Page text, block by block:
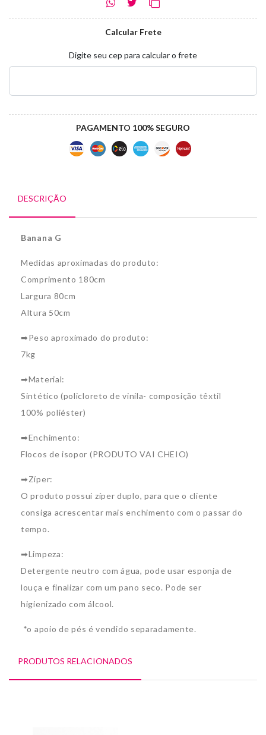
Calcular Frete
Digite seu cep para calcular o frete
PAGAMENTO 100% SEGURO
DESCRIÇÃO
Banana G
Medidas aproximadas do produto:
Comprimento 180cm
Largura 80cm
Altura 50cm
➡Peso aproximado do produto:
7kg
➡Material:
Sintético (policloreto de vinila- composição têxtil
100% poliéster)
➡Enchimento:
Flocos de isopor (PRODUTO VAI CHEIO)
➡Zíper:
O produto possui zíper duplo, para que o cliente
consiga acrescentar mais enchimento com o passar do
tempo.
➡Limpeza:
Detergente neutro com água, pode usar esponja de
louça e finalizar com um pano seco. Pode ser
higienizado com álcool.
*o apoio de pés é vendido separadamente.
PRODUTOS RELACIONADOS